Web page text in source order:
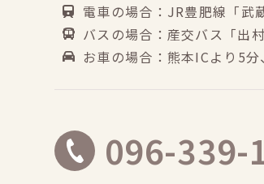
電車の場合：JR豊肥線「武
バスの場合：産交バス「出
お車の場合：熊本ICより5
096-339-